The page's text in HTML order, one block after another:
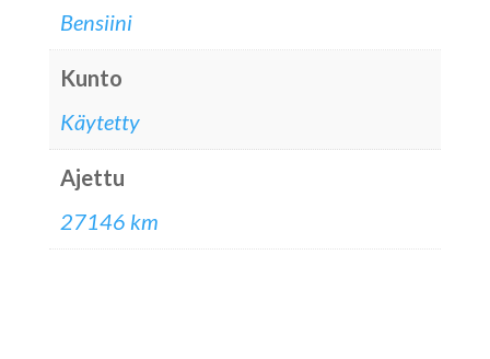
Bensiini
Kunto
Käytetty
Ajettu
27146 km